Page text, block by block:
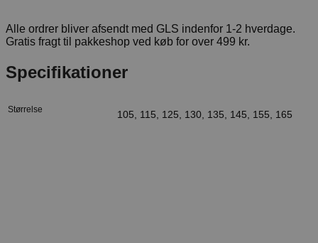
Alle ordrer bliver afsendt med GLS indenfor 1-2 hverdage.
Gratis fragt til pakkeshop ved køb for over 499 kr.
Specifikationer
Størrelse 105, 115, 125, 130, 135, 145, 155, 165